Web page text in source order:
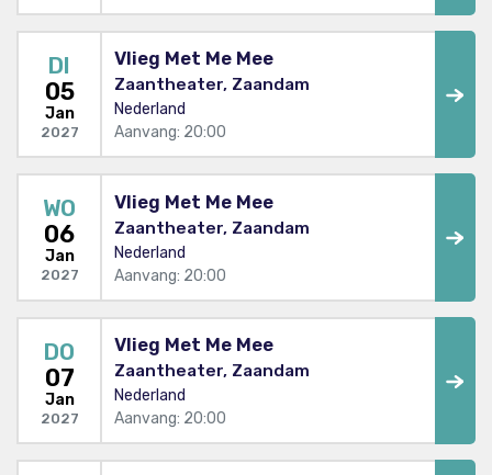
DI
05
Jan
2027
Vlieg Met Me Mee
Zaantheater, Zaandam
Nederland
Aanvang: 20:00
WO
06
Jan
2027
Vlieg Met Me Mee
Zaantheater, Zaandam
Nederland
Aanvang: 20:00
DO
07
Jan
2027
Vlieg Met Me Mee
Zaantheater, Zaandam
Nederland
Aanvang: 20:00